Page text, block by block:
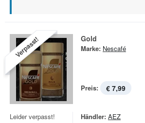
Verpasst! Gold
Marke: Nescafé
Preis: € 7,99
Leider verpasst!
Händler: AEZ